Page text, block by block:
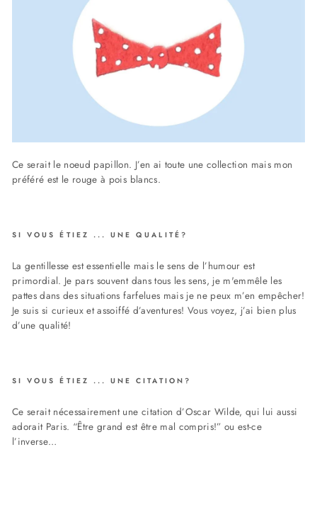
Ce serait le noeud papillon. J’en ai toute une collection mais mon
préféré est le rouge à pois blancs.
SI VOUS ÉTIEZ ... UNE QUALITÉ?
La gentillesse est essentielle mais le sens de l’humour est
primordial. Je pars souvent dans tous les sens, je m'emmêle les
pattes dans des situations farfelues mais je ne peux m’en empêcher!
Je suis si curieux et assoiffé d’aventures! Vous voyez, j’ai bien plus
d’une qualité!
SI VOUS ÉTIEZ ... UNE CITATION?
Ce serait nécessairement une citation d’Oscar Wilde, qui lui aussi
adorait Paris. “Être grand est être mal compris!” ou est-ce
l’inverse…